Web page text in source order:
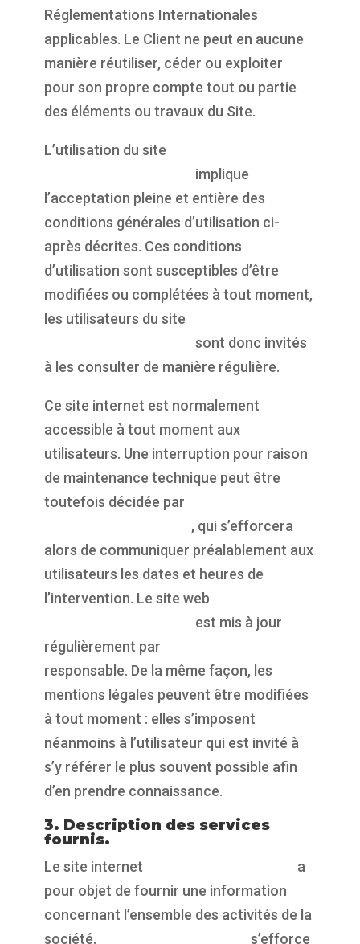
Réglementations Internationales
applicables. Le Client ne peut en aucune
manière réutiliser, céder ou exploiter
pour son propre compte tout ou partie
des éléments ou travaux du Site.
L’utilisation du site
implique
l’acceptation pleine et entière des
conditions générales d’utilisation ci-
après décrites. Ces conditions
d’utilisation sont susceptibles d’être
modifiées ou complétées à tout moment,
les utilisateurs du site
sont donc invités
à les consulter de manière régulière.
Ce site internet est normalement
accessible à tout moment aux
utilisateurs. Une interruption pour raison
de maintenance technique peut être
toutefois décidée par
, qui s’efforcera
alors de communiquer préalablement aux
utilisateurs les dates et heures de
l’intervention. Le site web
est mis à jour
régulièrement par
responsable. De la même façon, les
mentions légales peuvent être modifiées
à tout moment : elles s’imposent
néanmoins à l’utilisateur qui est invité à
s’y référer le plus souvent possible afin
d’en prendre connaissance.
3. Description des services
fournis.
Le site internet
a
pour objet de fournir une information
concernant l’ensemble des activités de la
société.
s’efforce